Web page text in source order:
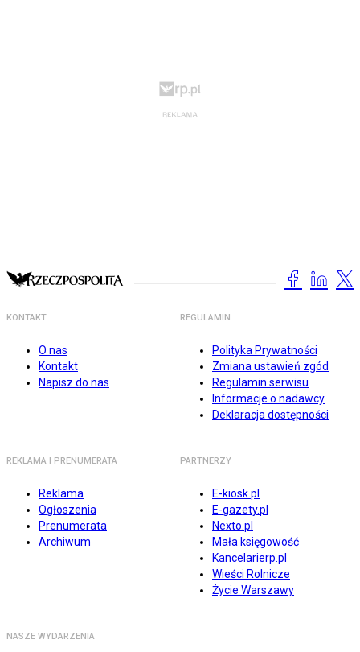
KONTAKT
O nas
Kontakt
Napisz do nas
REGULAMIN
Polityka Prywatności
Zmiana ustawień zgód
Regulamin serwisu
Informacje o nadawcy
Deklaracja dostępności
REKLAMA I PRENUMERATA
Reklama
Ogłoszenia
Prenumerata
Archiwum
PARTNERZY
E-kiosk.pl
E-gazety.pl
Nexto.pl
Mała księgowość
Kancelarierp.pl
Wieści Rolnicze
Życie Warszawy
NASZE WYDARZENIA